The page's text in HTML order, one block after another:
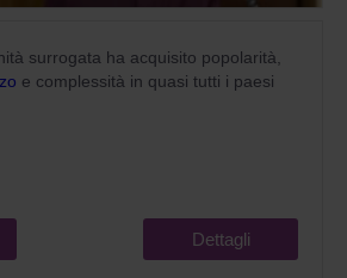
surrogata ha acquisito popolarità,
e complessità in quasi tutti i paesi
Dettagli